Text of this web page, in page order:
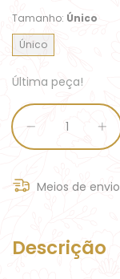
Tamanho: Único
Único
Última peça!
Meios de envio
Descrição